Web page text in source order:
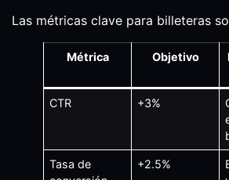
Las métricas clave para billeteras
Métrica Objetivo
CTR +3%
Tasa de
+2.5%